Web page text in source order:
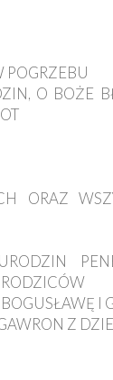
POGRZEBU
O BOŻE
ORAZ
RODZICÓW
I
Z